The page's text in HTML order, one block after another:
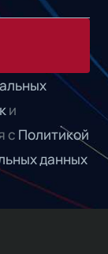
и
с Политикой
данных